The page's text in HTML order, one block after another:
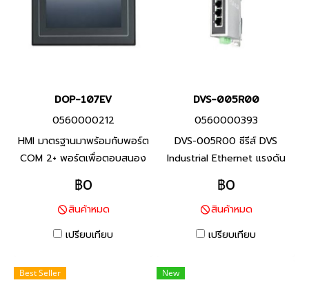
DOP-107EV
0560000212
HMI มาตรฐานมาพร้อมกับพอร์ต
COM 2+ พอร์ตเพื่อตอบสนอง
ความต้องการของลูกค้าส่วน
ใหญ่ Standard Ethernet
Type มีพอร์ต Ethernet เพื่อ
การเชื่อมต่อกับอุปกรณ์อื่นอย่าง
฿0
สินค้าหมด
เปรียบเทียบ
DVS-005R00
0560000393
DVS-005R00 ซีรีส์ DVS
Industrial Ethernet แรงดัน
อินพุต 12 - 48VDC, รองรับ
IEEE802.3x full/half-duplex,
auto-MDI/MDI-X, พอร์ตเชื่อม
ต่อ RJ45(10/100Base-T(X))
สินค้าแบรนด์เดลต้า จากประเทศ
฿0
สินค้าหมด
เปรียบเทียบ
Best Seller New